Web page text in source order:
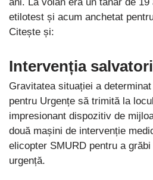
etilotest și acum anchetat
Citește și:
Intervenția
Gravitatea situației a
pentru Urgențe să trimită la
impresionant dispozitiv de
două mașini de intervenție
elicopter SMURD pentru a
urgență.